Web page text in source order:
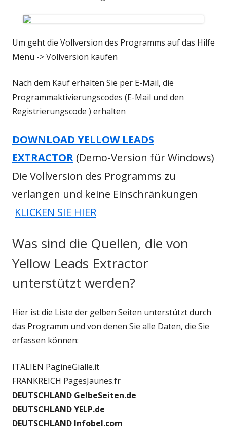
Um geht die Vollversion des Programms auf das Hilfe
Menü -> Vollversion kaufen
Nach dem Kauf erhalten Sie per E-Mail, die
Programmaktivierungscodes (E-Mail und den
Registrierungscode ) erhalten
DOWNLOAD YELLOW LEADS
EXTRACTOR (Demo-Version für Windows)
Die Vollversion des Programms zu
verlangen und keine Einschränkungen
KLICKEN SIE HIER
Was sind die Quellen, die von
Yellow Leads Extractor
unterstützt werden?
Hier ist die Liste der gelben Seiten unterstützt durch
das Programm und von denen Sie alle Daten, die Sie
erfassen können:
ITALIEN PagineGialle.it
FRANKREICH PagesJaunes.fr
DEUTSCHLAND GelbeSeiten.de
DEUTSCHLAND YELP.de
DEUTSCHLAND Infobel.com